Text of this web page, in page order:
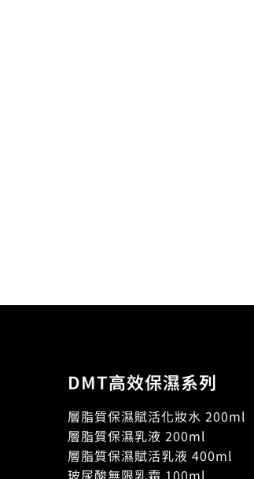
DMT高效保濕系列
層脂質保濕賦活化妝水 200ml
層脂質保濕乳液 200ml
層脂質保濕賦活乳液 400ml